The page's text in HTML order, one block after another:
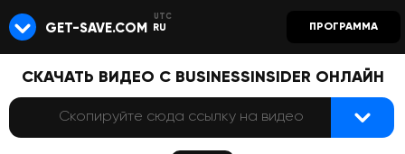
GET-SAVE.COM RU ПРОГРАММА
СКАЧАТЬ ВИДЕО С BUSINESSINSIDER ОНЛАЙН